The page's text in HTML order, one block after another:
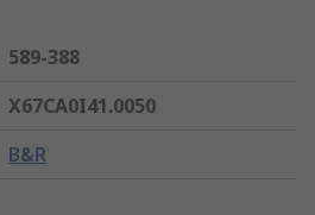
589-388
X67CA0I41.0050
B&R